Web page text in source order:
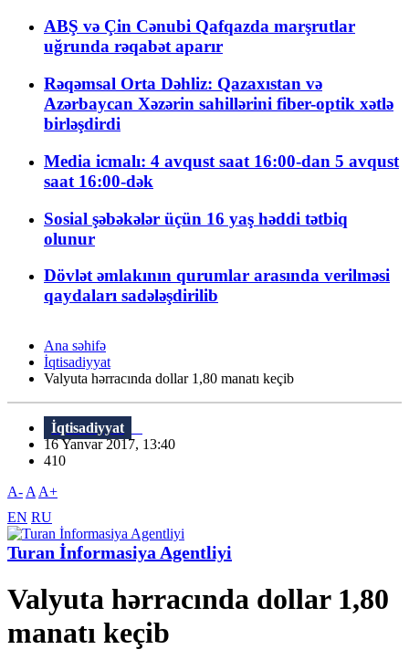
ABŞ və Çin Cənubi Qafqazda marşrutlar
uğrunda rəqabət aparır
Rəqəmsal Orta Dəhliz: Qazaxıstan və
Azərbaycan Xəzərin sahillərini fiber-optik xətlə
birləşdirdi
Media icmalı: 4 avqust saat 16:00-dan 5 avqust
saat 16:00-dək
Sosial şəbəkələr üçün 16 yaş həddi tətbiq
olunur
Dövlət əmlakının qurumlar arasında verilməsi
qaydaları sadələşdirilib
Ana səhifə
İqtisadiyyat
Valyuta hərracında dollar 1,80 manatı keçib
İqtisadiyyat
16 Yanvar 2017, 13:40
410
A- A A+
EN RU
Turan İnformasiya Agentliyi
Valyuta hərracında dollar 1,80
manatı keçib